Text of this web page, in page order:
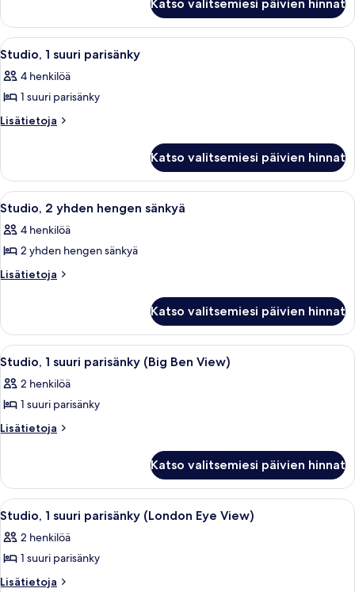
kuvat
esteetön
(Wheelchair)
Katso valitsemiesi päivien hinnat
Avaa
kaikki
huonetyypin
Studio,
1
kuvat
Hotellihuone, jossa on suuri sänky,
10
Studio, 1 suuri parisänky
4 henkilöä
1 suuri parisänky
Lisätietoja
Lisätietoja
suuri
parisänky
Katso valitsemiesi päivien hinnat
Avaa
kaikki
huonetyypin
Studio,
2
sänkyä
kuvat
Hotellihuone, jossa on kaksi
8
Studio, 2 yhden hengen sänkyä
4 henkilöä
2 yhden hengen sänkyä
Lisätietoja
Lisätietoja
yhden
hengen
sänkyä
Katso valitsemiesi päivien hinnat
Avaa
kaikki
huonetyypin
Studio,
1
(Big
Ben
View)
kuvat
Moderni hotellihuone, jossa on suuri
7
Studio, 1 suuri parisänky (Big Ben View)
2 henkilöä
1 suuri parisänky
Lisätietoja
Lisätietoja
suuri
parisänky
(Big
View)
Katso valitsemiesi päivien hinnat
Avaa
kaikki
huonetyypin
Studio,
1
Hotellihuone, josta on näkymä
9
Studio, 1 suuri parisänky (London Eye View)
2 henkilöä
1 suuri parisänky
Lisätietoja
Lisätietoja